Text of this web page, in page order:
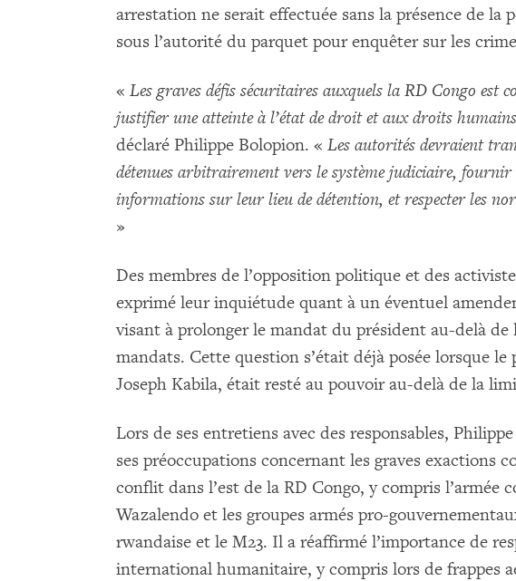
arrestation ne serait effectuée sans la présence de la
sous l’autorité du parquet pour enquêter sur les
« Les graves défis sécuritaires auxquels la RD Congo est
justifier une atteinte à l’état de droit et aux droits
déclaré Philippe Bolopion. « Les autorités devraient
détenues arbitrairement vers le système judiciaire, fournir
informations sur leur lieu de détention, et respecter les
»
Des membres de l’opposition politique et des
exprimé leur inquiétude quant à un éventuel
visant à prolonger le mandat du président au-delà
mandats. Cette question s’était déjà posée lorsque le
Joseph Kabila, était resté au pouvoir au-delà de la
Lors de ses entretiens avec des responsables,
ses préoccupations concernant les graves exactions
conflit dans l’est de la RD Congo, y compris l’armée
Wazalendo et les groupes armés pro-
rwandaise et le M23. Il a réaffirmé l’importance de
international humanitaire, y compris lors de frappes